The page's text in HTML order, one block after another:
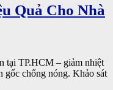
Quả Cho Nhà
tại TP.HCM – giảm nhiệt
gốc chống nóng. Khảo sát